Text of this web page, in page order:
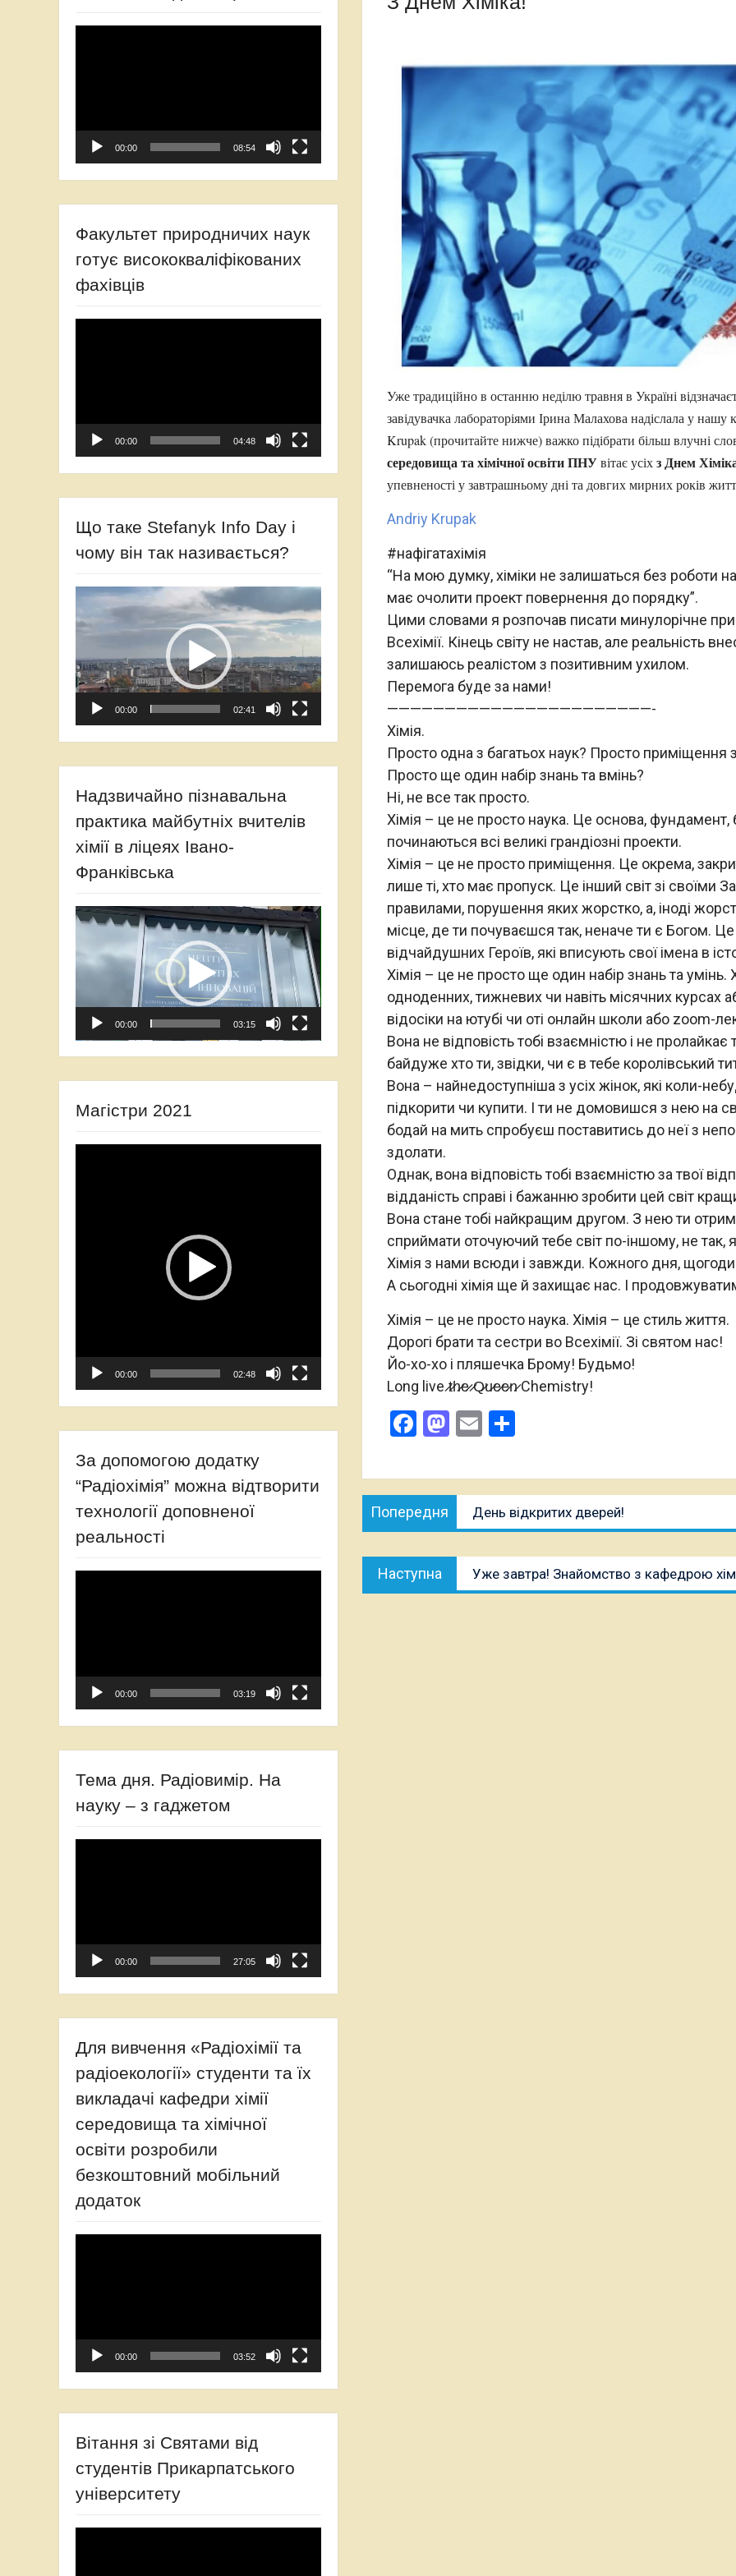
Уже традиційно в останню неділю травня в Україні
завідувачка лабораторіями Ірина Малахова надіслала у
Krupak (прочитайте нижче) важко підібрати більш влучні
середовища та хімічної освіти ПНУвітає усіхз Днем
упевненості у завтрашньому дні та довгих мирних років
Andriy Krupak
#нафігатахімія
“На мою думку, хіміки не залишаться без роботи
має очолити проект повернення до порядку”.
Цими словами я розпочав писати минулорічне
Всехімії. Кінець світу не настав, але реальність
залишаюсь реалістом з позитивним ухилом.
Перемога буде за нами!
———————————————————————-
Хімія.
Просто одна з багатьох наук? Просто
Просто ще один набір знань та вмінь?
Ні, не все так просто.
Хімія – це не просто наука. Це основа, фундамент,
починаються всі великі грандіозні проекти.
Хімія – це не просто приміщення. Це окрема,
лише ті, хто має пропуск. Це інший світ зі своїми
правилами, порушення яких жорстко, а, іноді
місце, де ти почуваєшся так, неначе ти є Богом.
відчайдушних Героїв, які вписують свої імена в
Хімія – це не просто ще один набір знань та
одноденних, тижневих чи навіть місячних курсах
відосіки на ютубі чи оті онлайн школи або zoom-
Вона не відповість тобі взаємністю і не пролайкає
байдуже хто ти, звідки, чи є в тебе королівський
Вона – найнедоступніша з усіх жінок, які коли-
підкорити чи купити. І ти не домовишся з нею на
бодай на мить спробуєш поставитись до неї з
здолати.
Однак, вона відповість тобі взаємністю за твої
відданість справі і бажанню зробити цей світ
Вона стане тобі найкращим другом. З нею ти
сприймати оточуючий тебе світ по-іншому, не так,
Хімія з нами всюди і завжди. Кожного дня,
А сьогодні хімія ще й захищає нас. І
Хімія – це не просто наука. Хімія – це стиль життя.
Дорогі брати та сестри во Всехімії. Зі святом нас!
Йо-хо-хо і пляшечка Брому! Будьмо!
Long live ̷t̷h̷e̷ ̷Q̷u̷e̷e̷n̷ Chemistry!
Facebook
Mastodon
Email
Навігація
записів
Попередня
публікація:
День відкритих дверей!
Наступна
публікація:
Уже завтра! Знайомство з кафедрою
00:00 08:54
Факультет природничих наук
готує висококваліфікованих
фахівців
00:00 04:48
Що таке Stefanyk Info Day і
чому він так називається?
Відеопрогравач
00:00 02:41
Надзвичайно пізнавальна
практика майбутніх вчителів
хімії в ліцеях Івано-
Франківська
Відеопрогравач
00:00 03:15
Магістри 2021
00:00 02:48
За допомогою додатку
“Радіохімія” можна відтворити
технології доповненої
реальності
00:00 03:19
Тема дня. Радіовимір. На
науку – з гаджетом
00:00 27:05
Для вивчення «Радіохімії та
радіоекології» студенти та їх
викладачі кафедри хімії
середовища та хімічної
освіти розробили
безкоштовний мобільний
додаток
00:00 03:52
Вітання зі Святами від
студентів Прикарпатського
університету